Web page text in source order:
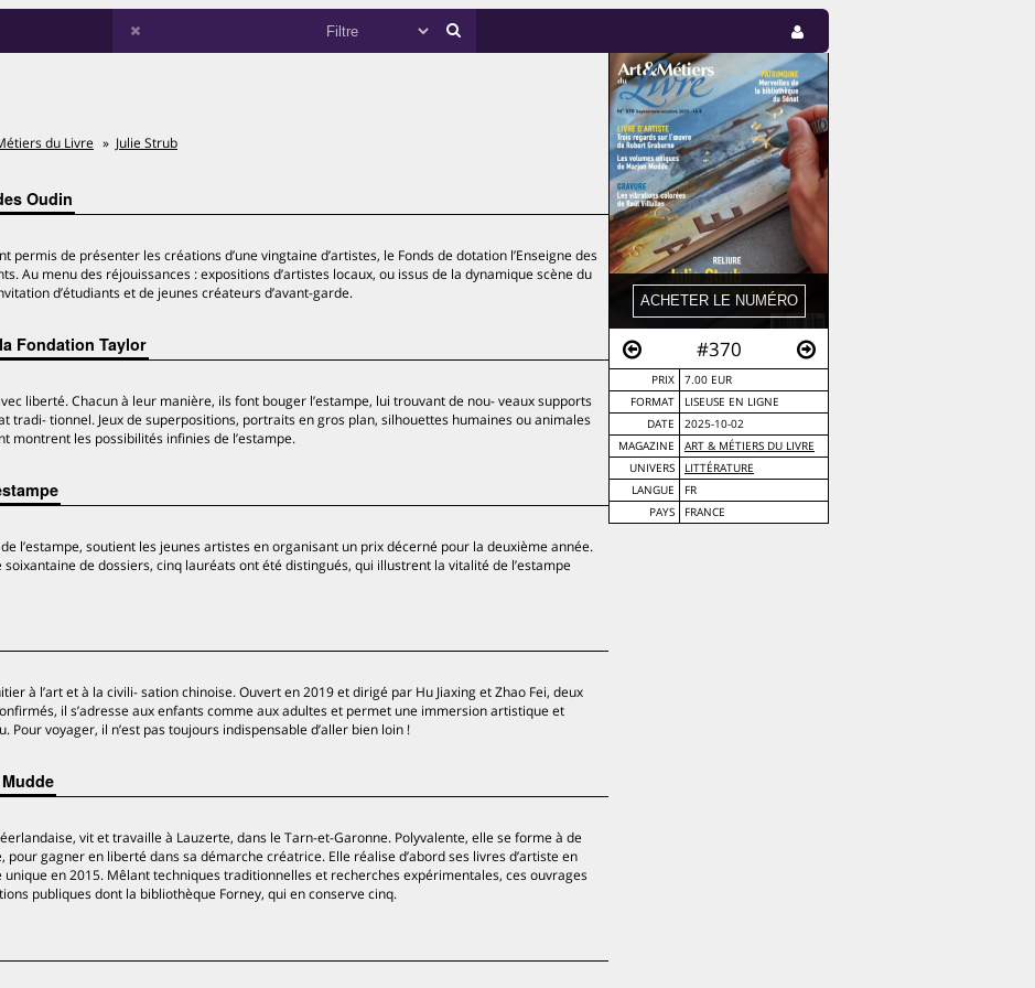
#370
PRIX
7.00 EUR
FORMAT
LISEUSE EN LIGNE
DATE
2025-10-02
MAGAZINE
ART & MÉTIERS DU LIVRE
UNIVERS
LITTÉRATURE
LANGUE
FR
PAYS
FRANCE
du Livre Julie Strub
Oudin
permis de présenter les créations d’une vingtaine d’artistes, le Fonds de dotation l’Enseigne des
Au menu des réjouissances : expositions d’artistes locaux, ou issus de la dynamique scène du
d’étudiants et de jeunes créateurs d’avant-garde.
Fondation Taylor
liberté. Chacun à leur manière, ils font bouger l’estampe, lui trouvant de nou- veaux supports
tradi- tionnel. Jeux de superpositions, portraits en gros plan, silhouettes humaines ou animales
montrent les possibilités infinies de l’estampe.
l’estampe, soutient les jeunes artistes en organisant un prix décerné pour la deuxième année.
de dossiers, cinq lauréats ont été distingués, qui illustrent la vitalité de l’estampe
à l’art et à la civili- sation chinoise. Ouvert en 2019 et dirigé par Hu Jiaxing et Zhao Fei, deux
il s’adresse aux enfants comme aux adultes et permet une immersion artistique et
Pour voyager, il n’est pas toujours indispensable d’aller bien loin !
vit et travaille à Lauzerte, dans le Tarn-et-Garonne. Polyvalente, elle se forme à de
gagner en liberté dans sa démarche créatrice. Elle réalise d’abord ses livres d’artiste en
en 2015. Mêlant techniques traditionnelles et recherches expérimentales, ces ouvrages
publiques dont la bibliothèque Forney, qui en conserve cinq.